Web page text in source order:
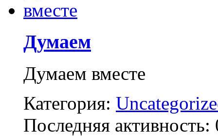
Думаем
Думаем вместе
Категория:
Последняя